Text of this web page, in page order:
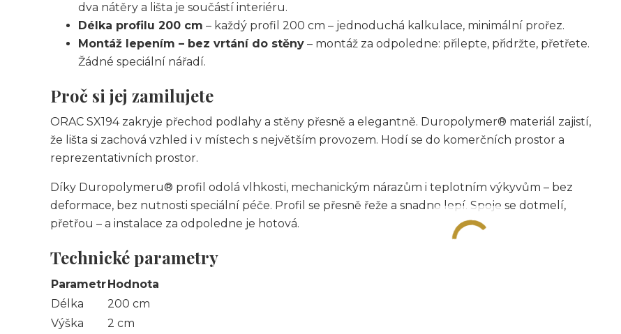
dva nátěry a lišta je součástí interiéru.
Délka profilu 200 cm – každý profil 200 cm – jednoduchá kalkulace, minimální prořez.
Montáž lepením – bez vrtání do stěny – montáž za odpoledne: přilepte, přidržte, přetřete.
Žádné speciální nářadí.
Proč si jej zamilujete
ORAC SX194 zakryje přechod podlahy a stěny přesně a elegantně. Duropolymer® materiál zajistí,
že lišta si zachová vzhled i v místech s největším provozem. Hodí se do komerčních prostor a
reprezentativních prostor.
Díky Duropolymeru® profil odolá vlhkosti, mechanickým nárazům i teplotním výkyvům – bez
deformace, bez nutnosti speciální péče. Profil se přesně řeže a snadno lepí. Spoje se dotmelí,
přetřou – a instalace za odpoledne je hotová.
Technické parametry
ParametrHodnota
Délka
200 cm
Výška
2 cm